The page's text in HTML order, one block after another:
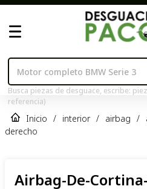
Busca piezas de desguace, escribe:
referencia)
Inicio / interior / airbag /
derecho
Airbag-De-